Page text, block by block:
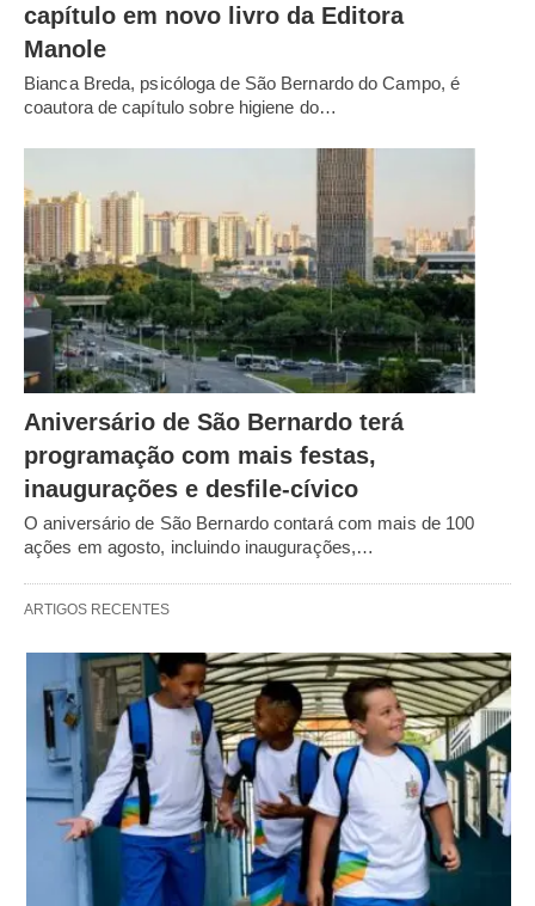
capítulo em novo livro da Editora
Manole
Bianca Breda, psicóloga de São Bernardo do Campo, é
coautora de capítulo sobre higiene do…
Aniversário de São Bernardo terá
programação com mais festas,
inaugurações e desfile-cívico
O aniversário de São Bernardo contará com mais de 100
ações em agosto, incluindo inaugurações,…
ARTIGOS RECENTES